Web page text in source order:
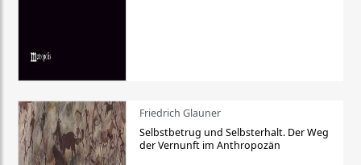
Friedrich Glauner
Selbstbetrug und Selbsterhalt. Der Weg
der Vernunft im Anthropozän